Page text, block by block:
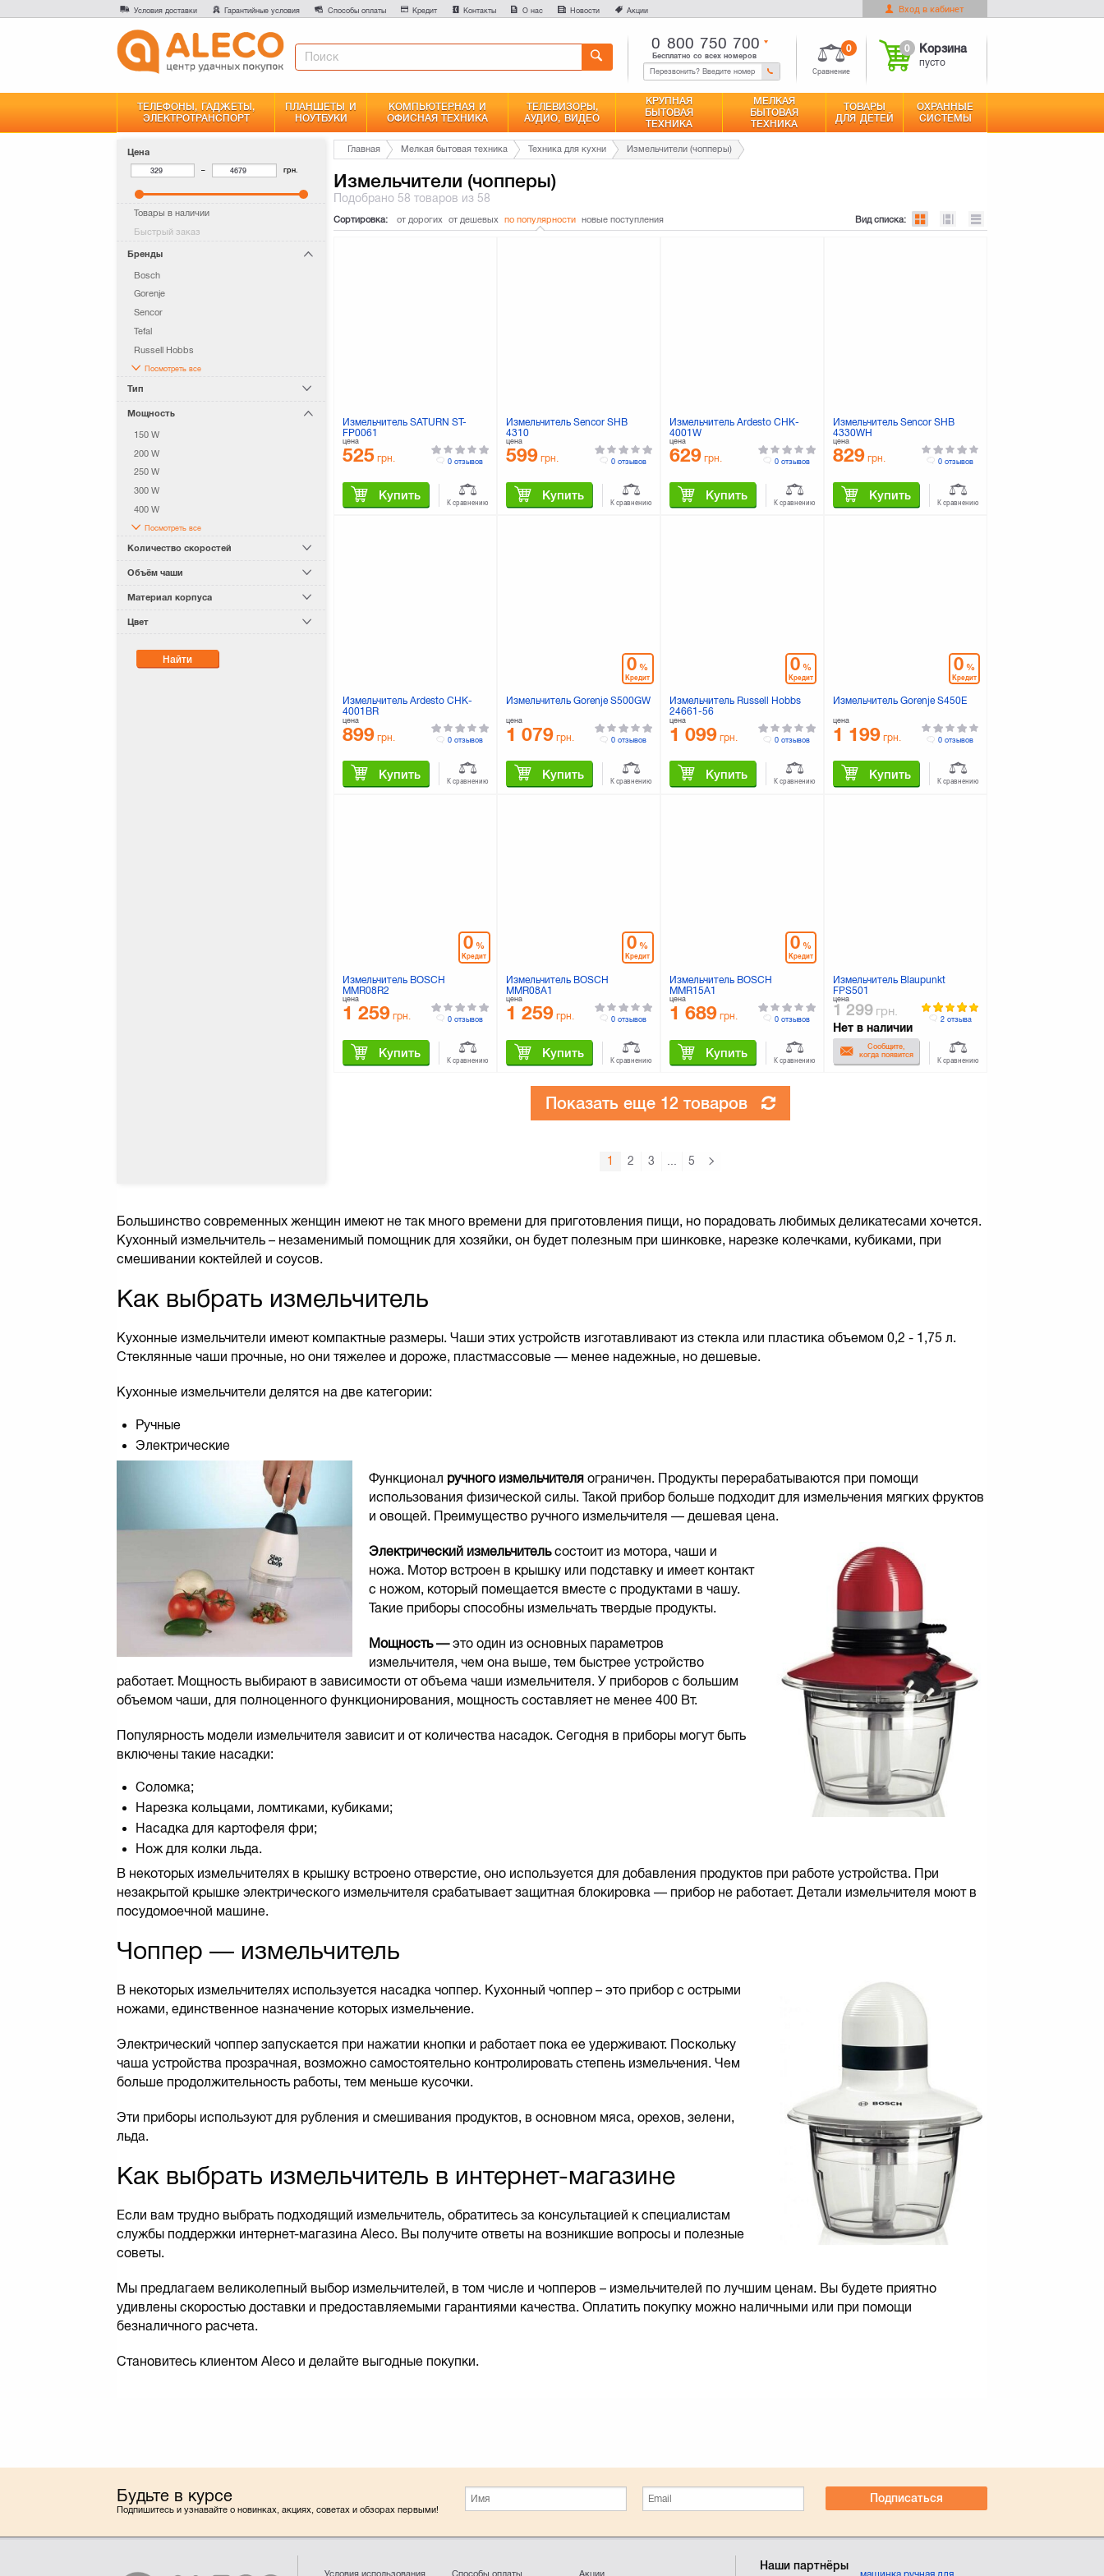
Условия доставки Гарантийные условия Способы оплаты Кредит Контакты О нас Новости Акции Вход в кабинет
0 800 750 700
Бесплатно со всех номеров
Сравнение
0 0 Корзина
пусто
ТЕЛЕФОНЫ, ГАДЖЕТЫ,
ЭЛЕКТРОТРАНСПОРТ
ПЛАНШЕТЫ И
НОУТБУКИ
КОМПЬЮТЕРНАЯ И
ОФИСНАЯ ТЕХНИКА
ТЕЛЕВИЗОРЫ,
АУДИО, ВИДЕО
КРУПНАЯ
БЫТОВАЯ
ТЕХНИКА
МЕЛКАЯ
БЫТОВАЯ
ТЕХНИКА
ТОВАРЫ
ДЛЯ ДЕТЕЙ
ОХРАННЫЕ
СИСТЕМЫ
Цена
– грн.
Товары в наличии
Быстрый заказ
Бренды
Bosch
Gorenje
Sencor
Tefal
Russell Hobbs
Посмотреть все
Тип
Мощность
150 W
200 W
250 W
300 W
400 W
Посмотреть все
Количество скоростей
Объём чаши
Материал корпуса
Цвет
Найти
Главная Мелкая бытовая техника Техника для кухни Измельчители (чопперы)
Измельчители (чопперы)
Подобрано58 товаров из 58
Сортировка: от дорогих от дешевых по популярности новые поступления Вид списка:
Измельчитель SATURN ST-
FP0061
цена
525 грн.
Купить
0 отзывов
К сравнению
Измельчитель Sencor SHB
4310
цена
599 грн.
Купить
0 отзывов
К сравнению
Измельчитель Ardesto CHK-
4001W
цена
629 грн.
Купить
0 отзывов
К сравнению
Измельчитель Sencor SHB
4330WH
цена
829 грн.
Купить
0 отзывов
К сравнению
Измельчитель Ardesto CHK-
4001BR
цена
899 грн.
Купить
0 отзывов
К сравнению
0 %
Кредит
Измельчитель Gorenje S500GW
цена
1 079 грн.
Купить
0 отзывов
К сравнению
0 %
Кредит
Измельчитель Russell Hobbs
24661-56
цена
1 099 грн.
Купить
0 отзывов
К сравнению
0 %
Кредит
Измельчитель Gorenje S450E
цена
1 199 грн.
Купить
0 отзывов
К сравнению
0 %
Кредит
Измельчитель BOSCH
MMR08R2
цена
1 259 грн.
Купить
0 отзывов
К сравнению
0 %
Кредит
Измельчитель BOSCH
MMR08A1
цена
1 259 грн.
Купить
0 отзывов
К сравнению
0 %
Кредит
Измельчитель BOSCH
MMR15A1
цена
1 689 грн.
Купить
0 отзывов
К сравнению
Измельчитель Blaupunkt
FPS501
цена
1 299 грн.
Нет в наличии
Сообщите,
когда появится
2 отзыва
К сравнению
Показать еще 12 товаров
1 2 3 5
Большинство современных женщин имеют не так много времени для приготовления пищи, но порадовать любимых деликатесами хочется.
Кухонный измельчитель – незаменимый помощник для хозяйки, он будет полезным при шинковке, нарезке колечками, кубиками, при
смешивании коктейлей и соусов.
Как выбрать измельчитель
Кухонные измельчители имеют компактные размеры. Чаши этих устройств изготавливают из стекла или пластика объемом 0,2 - 1,75 л.
Стеклянные чаши прочные, но они тяжелее и дороже, пластмассовые — менее надежные, но дешевые.
Кухонные измельчители делятся на две категории:
Ручные
Электрические
Функционал ручного измельчителя ограничен. Продукты перерабатываются при помощи
использования физической силы. Такой прибор больше подходит для измельчения мягких фруктов
и овощей. Преимущество ручного измельчителя — дешевая цена.
Электрический измельчительсостоит из мотора, чаши и
ножа. Мотор встроен в крышку или подставку и имеет контакт
с ножом, который помещается вместе с продуктами в чашу.
Такие приборы способны измельчать твердые продукты.
Мощность —это один из основных параметров
измельчителя, чем она выше, тем быстрее устройство
работает. Мощность выбирают в зависимости от объема чаши измельчителя. У приборов с большим
объемом чаши, для полноценного функционирования, мощность составляет не менее 400 Вт.
Популярность модели измельчителя зависит и от количества насадок. Сегодня в приборы могут быть
включены такие насадки:
Соломка;
Нарезка кольцами, ломтиками, кубиками;
Насадка для картофеля фри;
Нож для колки льда.
В некоторых измельчителях в крышку встроено отверстие, оно используется для добавления продуктов при работе устройства. При
незакрытой крышке электрического измельчителя срабатывает защитная блокировка — прибор не работает. Детали измельчителя моют в
посудомоечной машине.
Чоппер — измельчитель
В некоторых измельчителях используется насадка чоппер. Кухонный чоппер – это прибор с острыми
ножами, единственное назначение которых измельчение.
Электрический чоппер запускается при нажатии кнопки и работает пока ее удерживают. Поскольку
чаша устройства прозрачная, возможно самостоятельно контролировать степень измельчения. Чем
больше продолжительность работы, тем меньше кусочки.
Эти приборы используют для рубления и смешивания продуктов, в основном мяса, орехов, зелени,
льда.
Как выбрать измельчитель в интернет-магазине
Если вам трудно выбрать подходящий измельчитель, обратитесь за консультацией к специалистам
службы поддержки интернет-магазина Aleco. Вы получите ответы на возникшие вопросы и полезные
советы.
Мы предлагаем великолепный выбор измельчителей, в том числе и чопперов – измельчителей по лучшим ценам. Вы будете приятно
удивлены скоростью доставки и предоставляемыми гарантиями качества. Оплатить покупку можно наличными или при помощи
безналичного расчета.
Становитесь клиентом Aleco и делайте выгодные покупки.
Сравнение Оформить заказ
Будьте в курсе
Подпишитесь и узнавайте о новинках, акциях, советах и обзорах первыми!
Подписаться
Условия использования Способы оплаты Акции
Наши партнёры